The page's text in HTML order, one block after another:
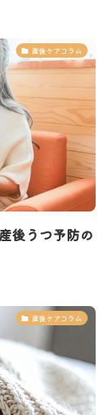
産後ケアコラム
後うつ予防の
産後ケアコラム